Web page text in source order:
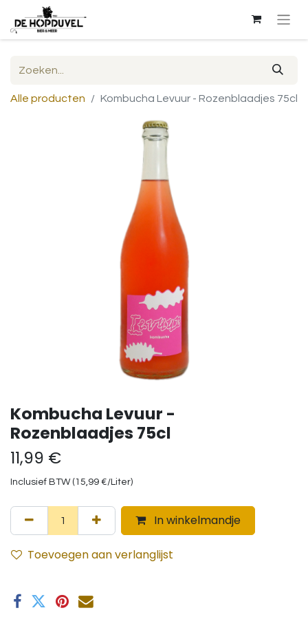
Alle producten Kombucha Levuur - Rozenblaadjes 75cl
Kombucha Levuur -
Rozenblaadjes 75cl
11,99 €
Inclusief BTW ( 15,99 €/Liter)
In winkelmandje
Toevoegen aan verlanglijst